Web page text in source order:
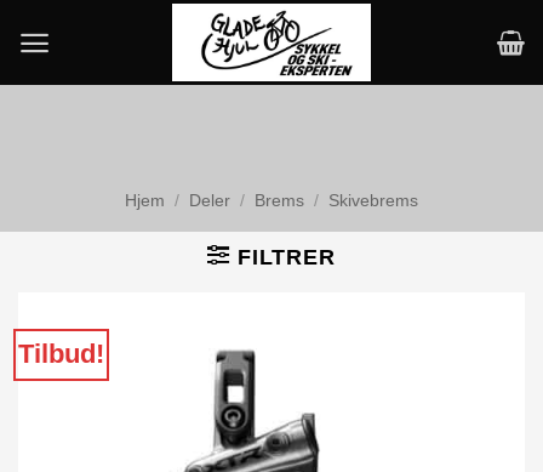
content
Hjem / Deler / Brems / Skivebrems
FILTRER
Tilbud!